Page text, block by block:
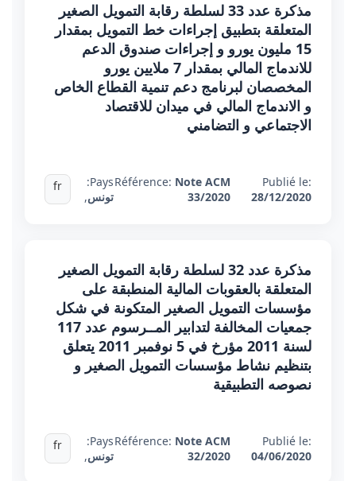
مذكرة عدد 33 لسلطة رقابة التمويل الصغير
المتعلقة بتطبيق إجراءات خط التمويل بمقدار
15 مليون يورو و إجراءات صندوق الدعم
للاندماج المالي بمقدار 7 ملايين يورو
المخصصان لبرنامج دعم تنمية القطاع الخاص
و الاندماج المالي في ميدان للاقتصاد
الاجتماعي و التضامني
Publié le:
28/12/2020
Référence: Note ACM
33/2020
Pays:
تونس,
fr
مذكرة عدد 32 لسلطة رقابة التمويل الصغير
المتعلقة بالعقوبات المالية المنطبقة على
مؤسسات التمويل الصغير المتكونة في شكل
جمعيات المخالفة لتدابير المــرسوم عدد 117
لسنة 2011 مؤرخ في 5 نوفمبر 2011 يتعلق
بتنظيم نشاط مؤسسات التمويل الصغير و
نصوصه التطبيقية
Publié le:
04/06/2020
Référence: Note ACM
32/2020
Pays:
تونس,
fr